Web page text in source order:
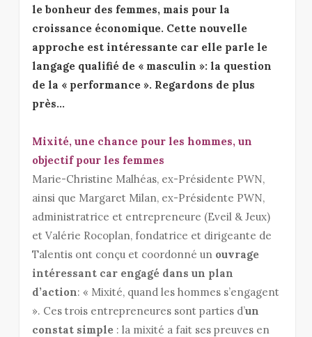
le bonheur des femmes, mais pour la
croissance économique. Cette nouvelle
approche est intéressante car elle parle le
langage qualifié de « masculin »: la question
de la « performance ». Regardons de plus
près…
Mixité, une chance pour les hommes, un
objectif pour les femmes
Marie-Christine Malhéas, ex-Présidente PWN,
ainsi que Margaret Milan, ex-Présidente PWN,
administratrice et entrepreneure (Eveil & Jeux)
et Valérie Rocoplan, fondatrice et dirigeante de
Talentis ont conçu et coordonné un ouvrage
intéressant car engagé dans un plan
d’action: « Mixité, quand les hommes s’engagent
». Ces trois entrepreneures sont parties d’un
constat simple : la mixité a fait ses preuves en